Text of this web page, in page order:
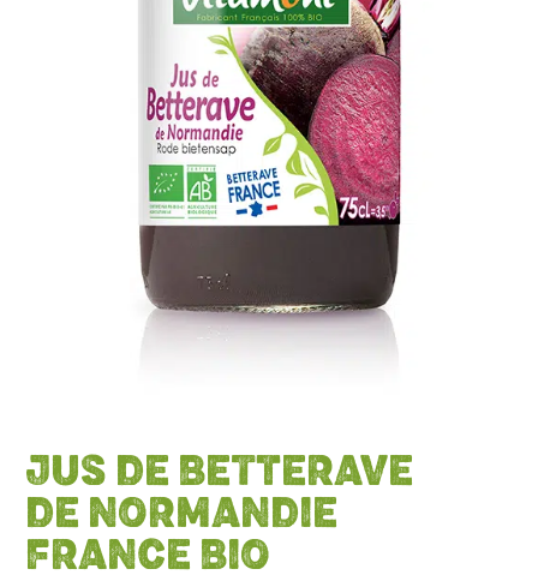
JUS DE BETTERAVE
DE NORMANDIE
FRANCE BIO